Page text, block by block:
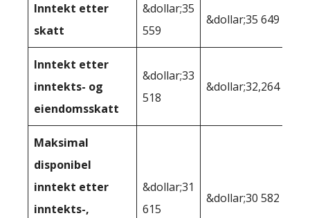
Inntekt etter
skatt
&dollar;35
559
&dollar;35 649
Inntekt etter
inntekts- og
eiendomsskatt
&dollar;33
518
&dollar;32,264
Maksimal
disponibel
inntekt etter
inntekts-,
&dollar;31
615
&dollar;30 582